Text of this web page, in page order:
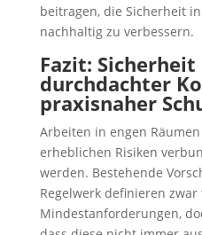
beitragen, die Sicherheit
nachhaltig zu verbessern.
Fazit:
durchdachter
praxisnaher
Arbeiten in engen
erheblichen Risiken
werden. Bestehende
Regelwerk definieren zwar
Mindestanforderungen,